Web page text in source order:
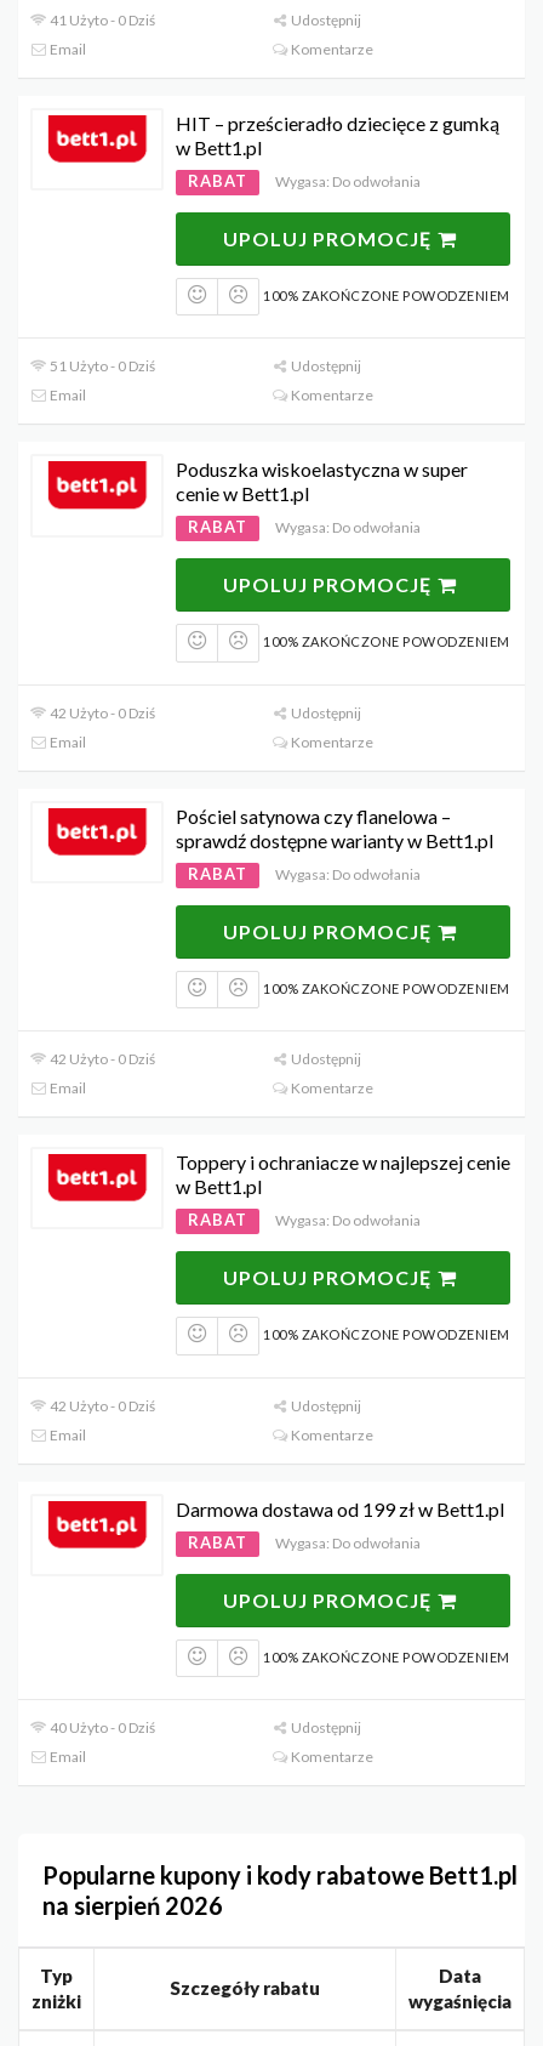
41 Użyto - 0 Dziś
Udostępnij
Email
Komentarze
HIT – prześcieradło dziecięce z gumką
w Bett1.pl
RABAT Wygasa: Do odwołania
UPOLUJ PROMOCJĘ
100% ZAKOŃCZONE POWODZENIEM
51 Użyto - 0 Dziś
Udostępnij
Email
Komentarze
Poduszka wiskoelastyczna w super
cenie w Bett1.pl
RABAT Wygasa: Do odwołania
UPOLUJ PROMOCJĘ
100% ZAKOŃCZONE POWODZENIEM
42 Użyto - 0 Dziś
Udostępnij
Email
Komentarze
Pościel satynowa czy flanelowa –
sprawdź dostępne warianty w Bett1.pl
RABAT Wygasa: Do odwołania
UPOLUJ PROMOCJĘ
100% ZAKOŃCZONE POWODZENIEM
42 Użyto - 0 Dziś
Udostępnij
Email
Komentarze
Toppery i ochraniacze w najlepszej cenie
w Bett1.pl
RABAT Wygasa: Do odwołania
UPOLUJ PROMOCJĘ
100% ZAKOŃCZONE POWODZENIEM
42 Użyto - 0 Dziś
Udostępnij
Email
Komentarze
Darmowa dostawa od 199 zł w Bett1.pl
RABAT Wygasa: Do odwołania
UPOLUJ PROMOCJĘ
100% ZAKOŃCZONE POWODZENIEM
40 Użyto - 0 Dziś
Udostępnij
Email
Komentarze
Popularne kupony i kody rabatowe Bett1.pl
na sierpień 2026
Typ
zniżki
Szczegóły rabatu
Data
wygaśnięcia